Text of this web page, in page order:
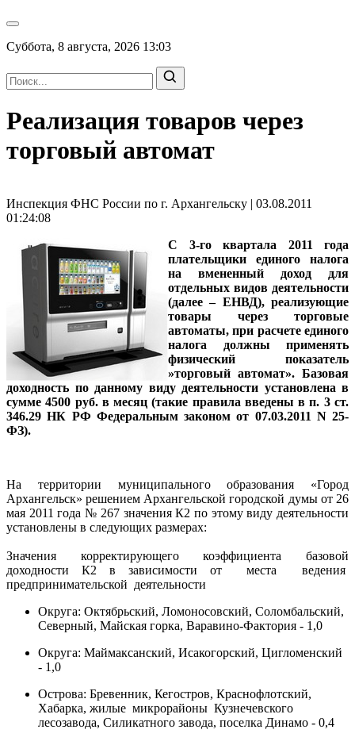
Суббота, 8 августа, 2026 13:03
Реализация товаров через
торговый автомат
Инспекция ФНС России по г. Архангельску | 03.08.2011
01:24:08
С 3-го квартала 2011 года
плательщики единого налога
на вмененный доход для
отдельных видов деятельности
(далее – ЕНВД), реализующие
товары через торговые
автоматы, при расчете единого
налога должны применять
физический показатель
»торговый автомат». Базовая
доходность по данному виду деятельности установлена в
сумме 4500 руб. в месяц (такие правила введены в п. 3 ст.
346.29 НК РФ Федеральным законом от 07.03.2011 N 25-
ФЗ).
На территории муниципального образования «Город
Архангельск» решением Архангельской городской думы от 26
мая 2011 года № 267 значения К2 по этому виду деятельности
установлены в следующих размерах:
Значения корректирующего коэффициента базовой
доходности К2 в зависимости от места ведения
предпринимательской деятельности
Округа: Октябрьский, Ломоносовский, Соломбальский,
Северный, Майская горка, Варавино-Фактория - 1,0
Округа: Маймаксанский, Исакогорский, Цигломенский
- 1,0
Острова: Бревенник, Кегостров, Краснофлотский,
Хабарка, жилые микрорайоны Кузнечевского
лесозавода, Силикатного завода, поселка Динамо - 0,4